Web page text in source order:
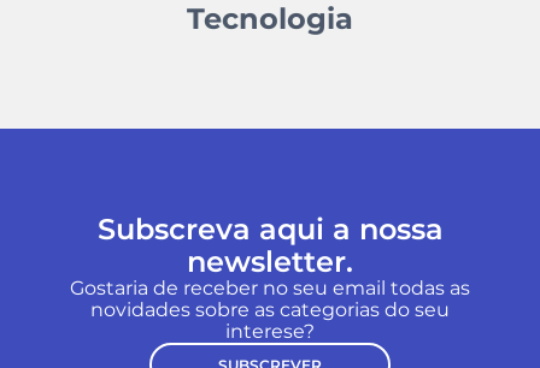
Tecnologia
Subscreva aqui a nossa
newsletter.
Gostaria de receber no seu email todas as
novidades sobre as categorias do seu
interese?